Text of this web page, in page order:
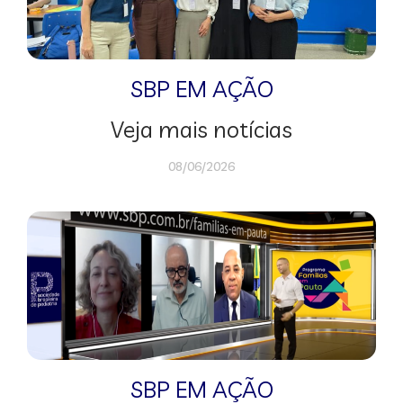
SBP EM AÇÃO
Veja mais notícias
08/06/2026
SBP EM AÇÃO